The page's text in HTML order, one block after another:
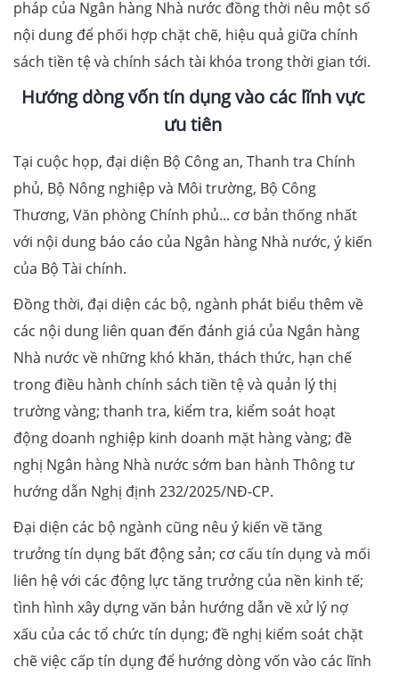
pháp của Ngân hàng Nhà nước đồng thời nêu một số
nội dung để phối hợp chặt chẽ, hiệu quả giữa chính
sách tiền tệ và chính sách tài khóa trong thời gian tới.
Hướng dòng vốn tín dụng vào các lĩnh vực
ưu tiên
Tại cuộc họp, đại diện Bộ Công an, Thanh tra Chính
phủ, Bộ Nông nghiệp và Môi trường, Bộ Công
Thương, Văn phòng Chính phủ... cơ bản thống nhất
với nội dung báo cáo của Ngân hàng Nhà nước, ý kiến
của Bộ Tài chính.
Đồng thời, đại diện các bộ, ngành phát biểu thêm về
các nội dung liên quan đến đánh giá của Ngân hàng
Nhà nước về những khó khăn, thách thức, hạn chế
trong điều hành chính sách tiền tệ và quản lý thị
trường vàng; thanh tra, kiểm tra, kiểm soát hoạt
động doanh nghiệp kinh doanh mặt hàng vàng; đề
nghị Ngân hàng Nhà nước sớm ban hành Thông tư
hướng dẫn Nghị định 232/2025/NĐ-CP.
Đại diện các bộ ngành cũng nêu ý kiến về tăng
trưởng tín dụng bất động sản; cơ cấu tín dụng và mối
liên hệ với các động lực tăng trưởng của nền kinh tế;
tình hình xây dựng văn bản hướng dẫn về xử lý nợ
xấu của các tổ chức tín dụng; đề nghị kiểm soát chặt
chẽ việc cấp tín dụng để hướng dòng vốn vào các lĩnh